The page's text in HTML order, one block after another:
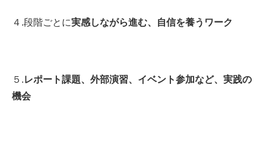
４.段階ごとに実感しながら進む、自信を養うワーク
５.レポート課題、外部演習、イベント参加など、実践の
機会